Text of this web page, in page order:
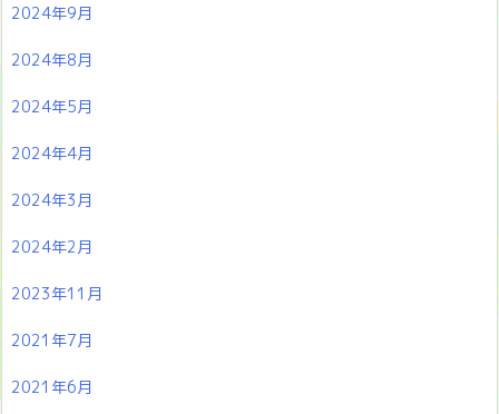
2024年9月
2024年8月
2024年5月
2024年4月
2024年3月
2024年2月
2023年11月
2021年7月
2021年6月